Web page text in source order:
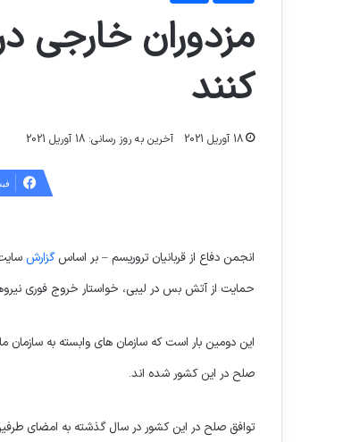
مزدوران خارجی
کنند
18 آوریل 2021 آخرین به روز رسانی: 18 آوریل 2021
انجمن دفاع از قربانیان تروریسم – بر اساسگزارش
حمایت از آتش بس در لیبی، خواستار خروج فوری
این دومین بار است که سازمان های وابسته به
صلح در این کشور شده اند.
توافق صلح در این کشور در سال گذشته به امضای